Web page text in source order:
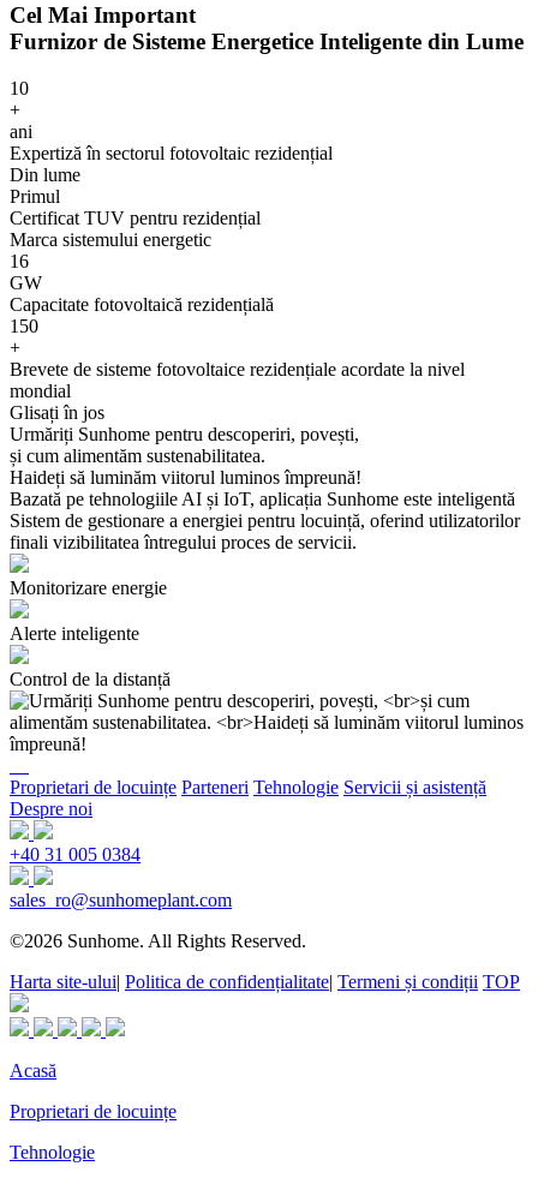
Cel Mai Important
Furnizor de Sisteme Energetice Inteligente din Lume
10
+
ani
Expertiză în sectorul fotovoltaic rezidențial
Din lume
Primul
Certificat TUV pentru rezidențial
Marca sistemului energetic
16
GW
Capacitate fotovoltaică rezidențială
150
+
Brevete de sisteme fotovoltaice rezidențiale acordate la nivel
mondial
Glisați în jos
Urmăriți Sunhome pentru descoperiri, povești,
și cum alimentăm sustenabilitatea.
Haideți să luminăm viitorul luminos împreună!
Bazată pe tehnologiile AI și IoT, aplicația Sunhome este inteligentă
Sistem de gestionare a energiei pentru locuință, oferind utilizatorilor
finali vizibilitatea întregului proces de servicii.
Monitorizare energie
Alerte inteligente
Control de la distanță
Proprietari de locuințe Parteneri Tehnologie Servicii și asistență
Despre noi
+40 31 005 0384
sales_ro@sunhomeplant.com
©2026 Sunhome. All Rights Reserved.
Harta site-ului| Politica de confidențialitate| Termeni și condiții TOP
Acasă
Proprietari de locuințe
Tehnologie